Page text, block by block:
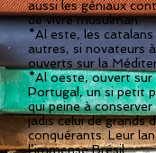
aussi les géniaux
de vivre musulman.
*Al este, les
autres, si novateurs
ouverts sur la
*Al oeste, ouvert sur
Portugal, un si petit
qui peine à
jadis celui de grands
conquérants. Leur
l’immense Brésil.